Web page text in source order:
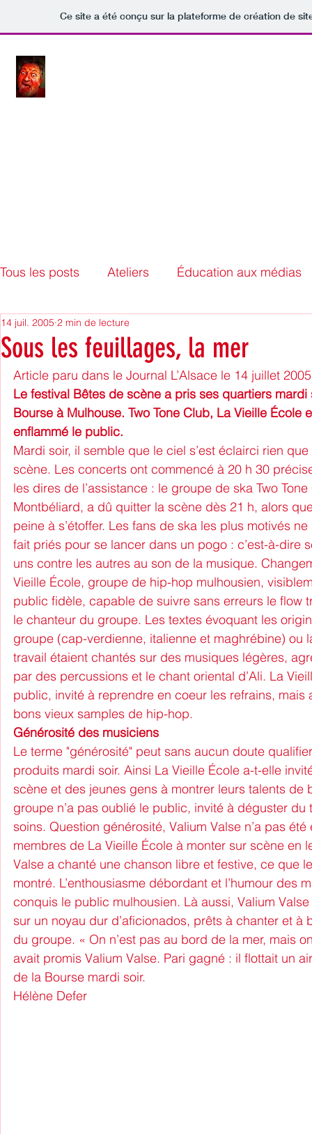
Ce site a été conçu sur la plateforme de création de
Tous les posts Ateliers Éducation aux médias
Mulhouse City Of the future
formation professionnelle offre d'emploi
ReVu de Presse
stage Vie des associations Éducation
Archives Politique
Sous les feuillages, la mer
14 juil. 2005 2 min de lecture
Article paru dans le Journal L’Alsace le 14 juillet 2005
Le festival Bêtes de scène a pris ses quartiers
Bourse à Mulhouse. Two Tone Club, La Vieille École
enflammé le public.
Mardi soir, il semble que le ciel s’est éclairci rien
scène. Les concerts ont commencé à 20 h 30
les dires de l’assistance : le groupe de ska Two
Montbéliard, a dû quitter la scène dès 21 h, alors
peine à s’étoffer. Les fans de ska les plus motivés
fait priés pour se lancer dans un pogo : c’est-à-dire
uns contre les autres au son de la musique.
Vieille École, groupe de hip-hop mulhousien,
public fidèle, capable de suivre sans erreurs le flow
le chanteur du groupe. Les textes évoquant les
groupe (cap-verdienne, italienne et maghrébine) ou
travail étaient chantés sur des musiques légères,
par des percussions et le chant oriental d’Ali. La
public, invité à reprendre en coeur les refrains,
bons vieux samples de hip-hop.
Générosité des musiciens
Le terme "générosité" peut sans aucun doute
produits mardi soir. Ainsi La Vieille École a-t-elle
scène et des jeunes gens à montrer leurs talents
groupe n’a pas oublié le public, invité à déguster
soins. Question générosité, Valium Valse n’a pas
membres de La Vieille École à monter sur scène en
Valse a chanté une chanson libre et festive, ce que
montré. L’enthousiasme débordant et l’humour des
conquis le public mulhousien. Là aussi, Valium
sur un noyau dur d’aficionados, prêts à chanter et
du groupe. « On n’est pas au bord de la mer, mais
avait promis Valium Valse. Pari gagné : il flottait un
de la Bourse mardi soir.
Hélène Defer